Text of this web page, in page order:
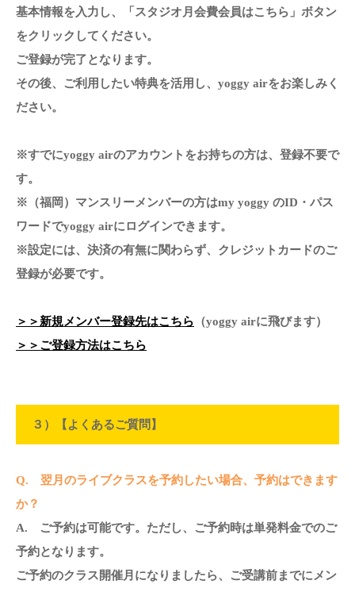
基本情報を入力し、「スタジオ月会費会員はこちら」ボタン
をクリックしてください。
ご登録が完了となります。
その後、ご利用したい特典を活用し、yoggy airをお楽しみく
ださい。
※すでにyoggy airのアカウントをお持ちの方は、登録不要で
す。
※（福岡）マンスリーメンバーの方はmy yoggy のID・パス
ワードでyoggy airにログインできます。
※設定には、決済の有無に関わらず、クレジットカードのご
登録が必要です。
＞＞新規メンバー登録先はこちら （yoggy airに飛びます）
＞＞ご登録方法はこちら
３）【よくあるご質問】
Q. 翌月のライブクラスを予約したい場合、予約はできます
か？
A. ご予約は可能です。ただし、ご予約時は単発料金でのご
予約となります。
ご予約のクラス開催月になりましたら、 ご受講前までにメン